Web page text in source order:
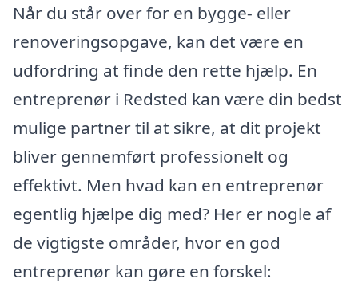
Når du står over for en bygge- eller
renoveringsopgave, kan det være en
udfordring at finde den rette hjælp. En
entreprenør i Redsted kan være din bedst
mulige partner til at sikre, at dit projekt
bliver gennemført professionelt og
effektivt. Men hvad kan en entreprenør
egentlig hjælpe dig med? Her er nogle af
de vigtigste områder, hvor en god
entreprenør kan gøre en forskel: